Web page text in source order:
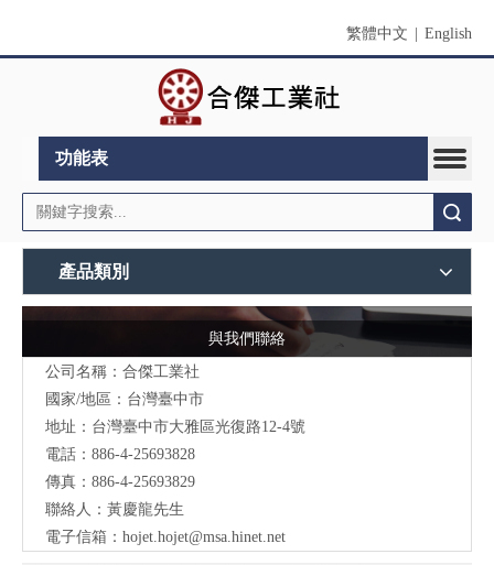
繁體中文 English
功能表
產品類別
與我們聯絡
公司名稱：合傑工業社
國家/地區：台灣臺中市
地址：台灣臺中市大雅區光復路12-4號
電話：886-4-25693828
傳真：886-4-25693829
聯絡人：黃慶龍先生
電子信箱： hojet.hojet@msa.hinet.net